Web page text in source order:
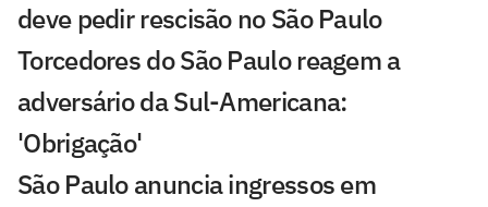
deve pedir rescisão no São Paulo
Torcedores do São Paulo reagem a
adversário da Sul-Americana:
'Obrigação'
São Paulo anuncia ingressos em